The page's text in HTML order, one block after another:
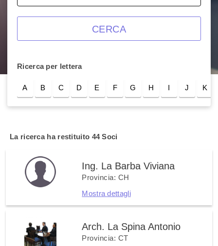
CERCA
Ricerca per lettera
A B C D E F G H I J K
La ricerca ha restituito 44 Soci
Ing. La Barba Viviana
Provincia: CH
Mostra dettagli
Arch. La Spina Antonio
Provincia: CT